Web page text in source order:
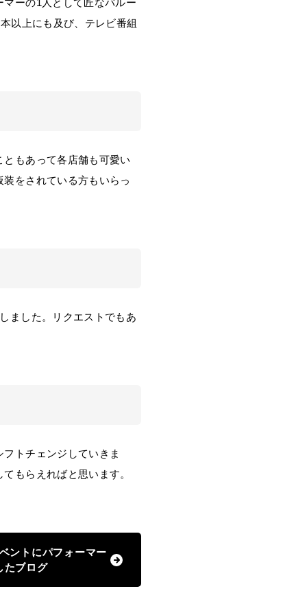
ーの1人として匠なバルー
以上にも及び、テレビ番組
もあって各店舗も可愛い
をされている方もいらっ
ました。リクエストでもあ
トチェンジしていきま
もらえればと思います。
ントにパフォーマー
たブログ